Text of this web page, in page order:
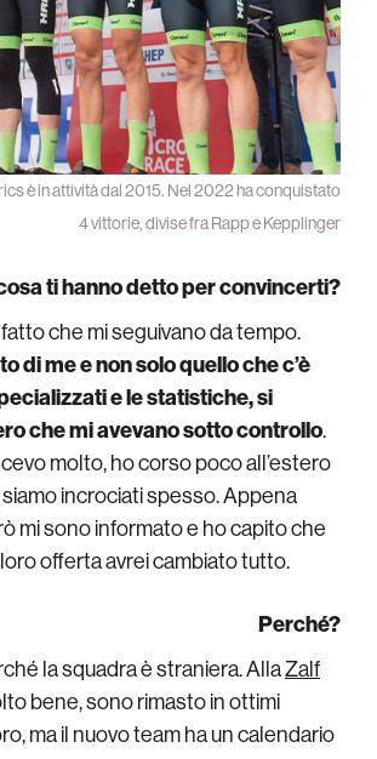
è in attività dal 2015. Nel 2022 ha conquistato
4 vittorie, divise fra Rapp e Kepplinger
ti hanno detto per convincerti?
che mi seguivano da tempo.
di me e non solo quello che c’è
e le statistiche, si
che mi avevano sotto controllo.
molto, ho corso poco all’estero
incrociati spesso. Appena
mi sono informato e ho capito che
offerta avrei cambiato tutto.
Perché?
la squadra è straniera. AllaZalf
bene, sono rimasto in ottimi
ma il nuovo team ha un calendario